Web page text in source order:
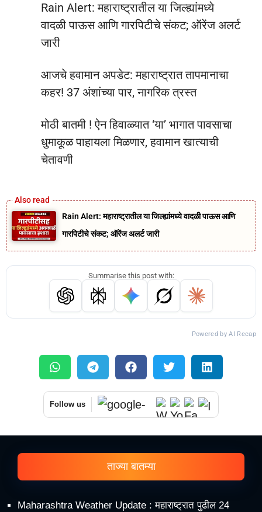
Rain Alert: महाराष्ट्रातील या जिल्ह्यांमध्ये
वादळी पाऊस आणि गारपिटीचे संकट; ऑरेंज अलर्ट
जारी
आजचे हवामान अपडेट: महाराष्ट्रात तापमानाचा
कहर! 37 अंशांच्या पार, नागरिक त्रस्त
मोठी बातमी ! ऐन हिवाळ्यात ‘या’ भागात पावसाचा
धुमाकूळ पाहायला मिळणार, हवामान खात्याची
चेतावणी
Rain Alert: महाराष्ट्रातील या जिल्ह्यांमध्ये वादळी पाऊस आणि
गारपिटीचे संकट; ऑरेंज अलर्ट जारी
Summarise this post with:
Powered by AI Recap
Follow us
ताज्या बातम्या
Maharashtra Weather Update : महाराष्ट्रात पुढील 24